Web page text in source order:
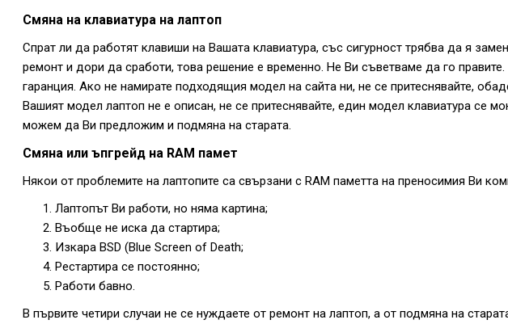
Смяна на клавиатура на лаптоп
Спрат ли да работят клавиши на Вашата клавиатура, със сигурност трябва да я
ремонт и дори да сработи, това решение е временно. Не Ви съветваме да го
гаранция. Ако не намирате подходящия модел на сайта ни, не се притеснявайте,
Вашият модел лаптоп не е описан, не се притеснявайте, един модел клавиатура се
можем да Ви предложим и подмяна на старата.
Смяна или ъпгрейд на RAM памет
Някои от проблемите на лаптопите са свързани с RAM паметта на преносимия Ви
Лаптопът Ви работи, но няма картина;
Въобще не иска да стартира;
Изкара BSD (Blue Screen of Death;
Рестартира се постоянно;
Работи бавно.
В първите четири случаи не се нуждаете от ремонт на лаптоп, а от подмяна на